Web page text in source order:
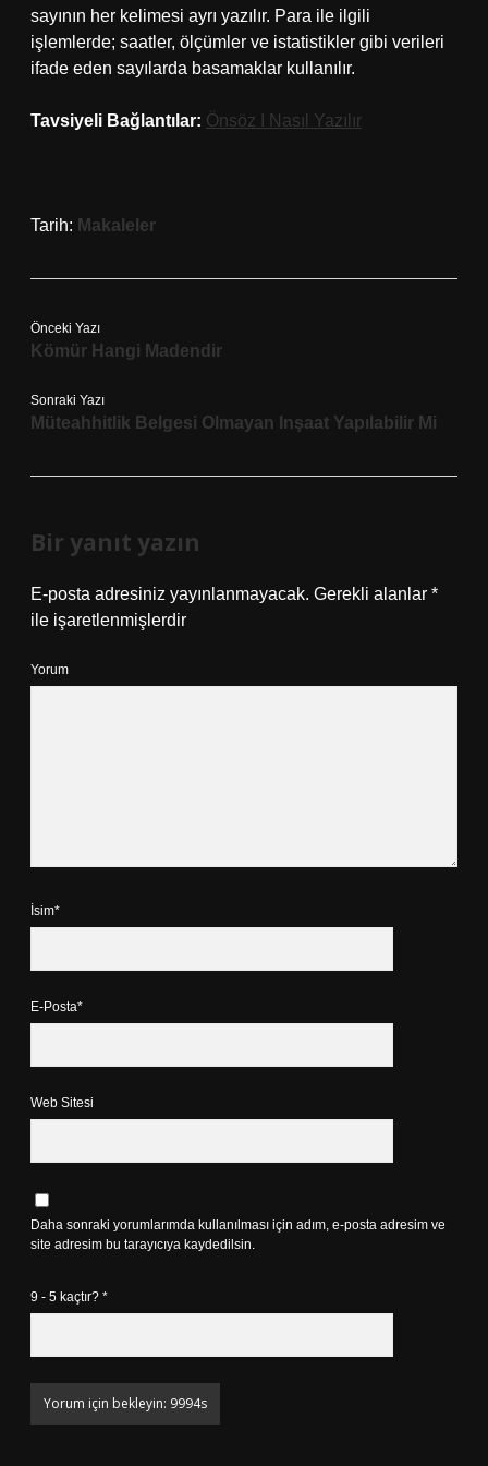
sayının her kelimesi ayrı yazılır. Para ile ilgili
işlemlerde; saatler, ölçümler ve istatistikler gibi verileri
ifade eden sayılarda basamaklar kullanılır.
Tavsiyeli Bağlantılar: Önsöz I Nasıl Yazılır
Tarih: Makaleler
Önceki Yazı
Kömür Hangi Madendir
Sonraki Yazı
Müteahhitlik Belgesi Olmayan Inşaat Yapılabilir Mi
Bir yanıt yazın
E-posta adresiniz yayınlanmayacak. Gerekli alanlar *
ile işaretlenmişlerdir
Yorum
İsim*
E-Posta*
Web Sitesi
Daha sonraki yorumlarımda kullanılması için adım, e-posta adresim ve
site adresim bu tarayıcıya kaydedilsin.
9 - 5 kaçtır? *